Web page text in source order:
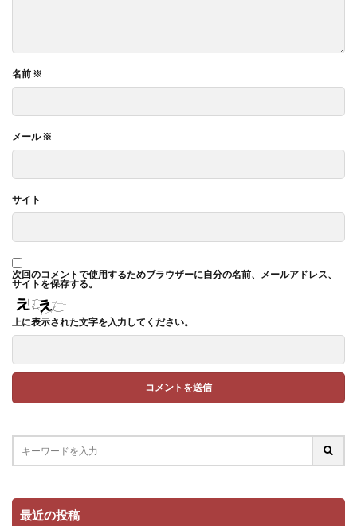
名前 ※
メール※
サイト
次回のコメントで使用するためブラウザーに自分の名前、メールアドレス、
サイトを保存する。
上に表示された文字を入力してください。
最近の投稿